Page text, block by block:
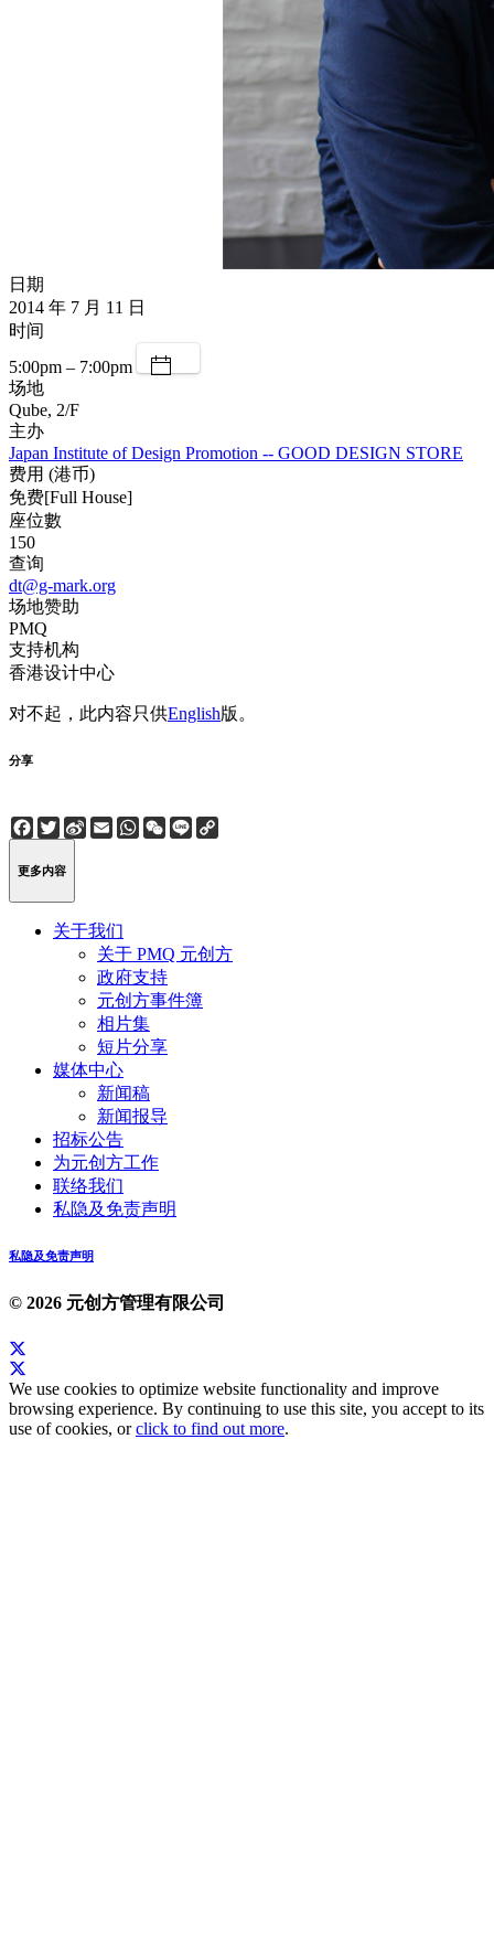
日期
2014 年 7 月 11 日
时间
5:00pm – 7:00pm
场地
Qube, 2/F
主办
Japan Institute of Design Promotion -- GOOD DESIGN STORE
费用 (港币)
免费[Full House]
座位數
150
查询
dt@g-mark.org
场地赞助
PMQ
支持机构
香港设计中心
对不起，此内容只供English版。
分享
Facebook
Twitter
Sina
Weibo
EmailWhatsApp
WeChat
Line
更多内容
关于我们
关于 PMQ 元创方
政府支持
元创方事件簿
相片集
短片分享
媒体中心
新闻稿
新闻报导
招标公告
为元创方工作
联络我们
私隐及免责声明
私隐及免责声明
© 2026 元创方管理有限公司
We use cookies to optimize website functionality and improve
browsing experience. By continuing to use this site, you accept to its
use of cookies, orclick to find out more.